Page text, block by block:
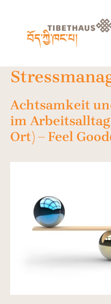
Achtsamkeit
im
Ort) – Feel